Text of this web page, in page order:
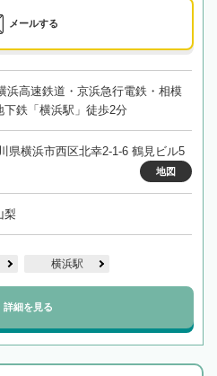
メールする
浜高速鉄道・京浜急行電鉄・相模
鉄「横浜駅」徒歩2分
県横浜市西区北幸2-1-6 鶴見ビル5
地図
梨
横浜駅
詳細を見る